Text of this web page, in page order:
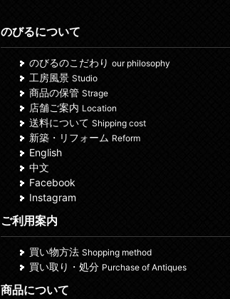
のびるについて
のびるのこだわり our philosophy
工房風景 Studio
商品の保管 Strage
店舗ご案内 Location
送料について Shipping cost
新築・リフォーム Reform
English
中文
Facebook
Instagram
ご利用案内
買い物方法 Shopping method
買い取り・処分 Purchase of Antiques
商品について